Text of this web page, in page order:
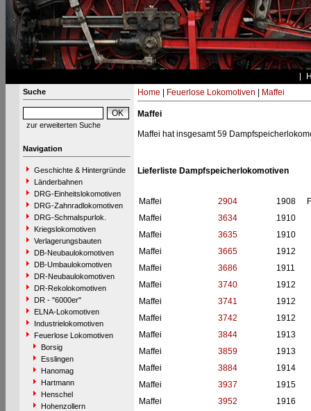
Suche
zur erweiterten Suche
Navigation
Geschichte & Hintergründe
Länderbahnen
DRG-Einheitslokomotiven
DRG-Zahnradlokomotiven
DRG-Schmalspurlok.
Kriegslokomotiven
Verlagerungsbauten
DB-Neubaulokomotiven
DB-Umbaulokomotiven
DR-Neubaulokomotiven
DR-Rekolokomotiven
DR - "6000er"
ELNA-Lokomotiven
Industrielokomotiven
Feuerlose Lokomotiven
Borsig
Esslingen
Hanomag
Hartmann
Henschel
Hohenzollern
Home Feuerlose Lokomotiven Maffei
Maffei
Maffei hat insgesamt 59
Lieferliste Dampfspeicherlokomotiven
Maffei 2904 1908
Maffei
3634
1910
Maffei
3635
1910
Maffei
3665
1912
Maffei
3686
1911
Maffei
3740
1912
Maffei
3741
1912
Maffei
3742
1912
Maffei
3844
1913
Maffei
3859
1913
Maffei
3884
1914
Maffei
3937
1915
Maffei
3952
1916